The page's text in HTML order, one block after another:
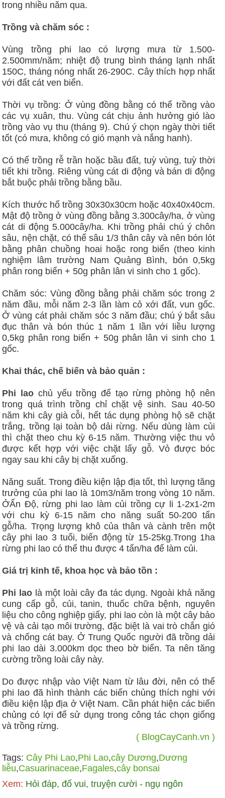
trong nhiều năm qua.
Trồng và chăm sóc :
Vùng trồng phi lao có lượng mưa từ 1.500-
2.500mm/năm; nhiệt độ trung bình tháng lạnh nhất
150C, tháng nóng nhất 26-290C. Cây thích hợp nhất
với đất cát ven biển.
Thời vụ trồng: Ở vùng đồng bằng có thể trồng vào
các vụ xuân, thu. Vùng cát chịu ảnh hưởng gió lào
trồng vào vụ thu (tháng 9). Chú ý chọn ngày thời tiết
tốt (có mưa, không có gió mạnh và nắng hanh).
Có thể trồng rễ trần hoặc bầu đất, tuỳ vùng, tuỳ thời
tiết khi trồng. Riêng vùng cát di động và bán di động
bắt buộc phải trồng bằng bầu.
Kích thước hố trồng 30x30x30cm hoặc 40x40x40cm.
Mật độ trồng ở vùng đồng bằng 3.300cây/ha, ở vùng
cát di động 5.000cây/ha. Khi trồng phải chú ý chôn
sâu, nện chặt, có thể sâu 1/3 thân cây và nên bón lót
bằng phân chuồng hoai hoặc rong biển (theo kinh
nghiệm lâm trường Nam Quảng Bình, bón 0,5kg
phân rong biển + 50g phân lân vi sinh cho 1 gốc).
Chăm sóc: Vùng đồng bằng phải chăm sóc trong 2
năm đầu, mỗi năm 2-3 lần làm cỏ xới đất, vun gốc.
Ở vùng cát phải chăm sóc 3 năm đầu; chú ý bắt sâu
đục thân và bón thúc 1 năm 1 lần với liều lượng
0,5kg phân rong biển + 50g phân lân vi sinh cho 1
gốc.
Khai thác, chế biến và bảo quản :
Phi lao chủ yếu trồng để tạo rừng phòng hộ nên
trong quá trình trồng chỉ chặt vệ sinh. Sau 40-50
năm khi cây già cỗi, hết tác dụng phòng hộ sẽ chặt
trắng, trồng lại toàn bộ dải rừng. Nếu dùng làm củi
thì chặt theo chu kỳ 6-15 năm. Thường việc thu vỏ
được kết hợp với việc chặt lấy gỗ. Vỏ được bóc
ngay sau khi cây bị chặt xuống.
Năng suất. Trong điều kiện lập địa tốt, thì lượng tăng
trưởng của phi lao là 10m3/năm trong vòng 10 năm.
ỞẤn Độ, rừng phi lao làm củi trồng cự li 1-2x1-2m
với chu kỳ 6-15 năm cho năng suất 50-200 tấn
gỗ/ha. Trọng lượng khô của thân và cành trên một
cây phi lao 3 tuổi, biến động từ 15-25kg.Trong 1ha
rừng phi lao có thể thu được 4 tấn/ha để làm củi.
Giá trị kinh tế, khoa học và bảo tồn :
Phi lao là một loài cây đa tác dụng. Ngoài khả năng
cung cấp gỗ, củi, tanin, thuốc chữa bệnh, nguyên
liệu cho công nghiệp giấy, phi lao còn là một cây bảo
vệ và cải tạo môi trường, đặc biệt là vai trò chắn gió
và chống cát bay. Ở Trung Quốc người đã trồng dải
phi lao dài 3.000km dọc theo bờ biển. Ta nên tăng
cường trồng loài cây này.
Do được nhập vào Việt Nam từ lâu đời, nên có thể
phi lao đã hình thành các biến chủng thích nghi với
điều kiện lập địa ở Việt Nam. Cần phát hiện các biến
chủng có lợi để sử dụng trong công tác chọn giống
và trồng rừng.
( BlogCayCanh.vn )
Tags: Cây Phi Lao,Phi Lao,cây Dương,Dương
liễu,Casuarinaceae,Fagales,cây bonsai
Xem: Hỏi đáp, đố vui, truyện cười - ngụ ngôn